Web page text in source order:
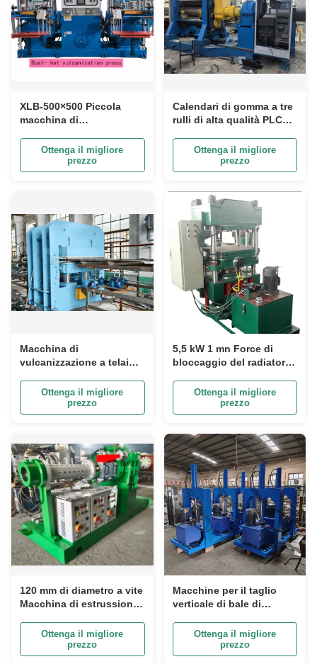
XLB-500×500 Piccola
macchina di
posto - Pressa a caldo in
gomma a doppia unità a
stop unico - Pressa a
Ottenga il migliore
prezzo
Calendari di gomma a tre
rulli di alta qualità PLC
nelle linee di produzione
del battistrada dei
pneumatici per
Ottenga il migliore
prezzo
Macchina di
vulcanizzazione a telaio
tonnellate con controllo
PLC e spazio di 200 mm
tra le lastre per fogli
cordoni di gomma
Ottenga il migliore
prezzo
5,5 kW 1 mn Force di
bloccaggio del radiatore
gomma
Macchina/macchina per
vulcanizzazione della
Ottenga il migliore
prezzo
120 mm di diametro a vite
Macchina di estrussione
di alimentazione a freddo
con capacità di
produzione di 60-150
Ottenga il migliore
prezzo
Macchine per il taglio
verticale di bale di
sintetica
Ottenga il migliore
prezzo